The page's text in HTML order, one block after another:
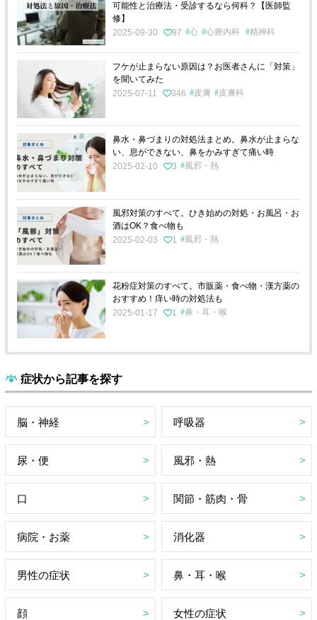
可能性と治療法・受診するなら何科？【医師監
修】
2025-09-30
97 心 心療内科 精神科
フケが止まらない原因は？お医者さんに「対策」
を聞いてみた
2025-07-11
346 皮膚 皮膚科
鼻水・鼻づまりの対処法まとめ。鼻水が止まらな
い、息ができない、鼻をかみすぎて痛い時
2025-02-10
3 風邪・熱
風邪対策のすべて。ひき始めの対処・お風呂・お
酒はOK？食べ物も
2025-02-03
1 風邪・熱
花粉症対策のすべて。市販薬・食べ物・漢方薬の
おすすめ！痒い時の対処法も
2025-01-17
1 鼻・耳・喉
症状から記事を探す
脳・神経 呼吸器
尿・便 風邪・熱
口 関節・筋肉・骨
病院・お薬 消化器
男性の症状 鼻・耳・喉
顔 女性の症状